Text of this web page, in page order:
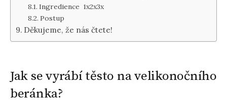
Ingredience 1x2x3x
Postup
Děkujeme, že nás čtete!
Jak se vyrábí těsto na velikonočního
beránka?